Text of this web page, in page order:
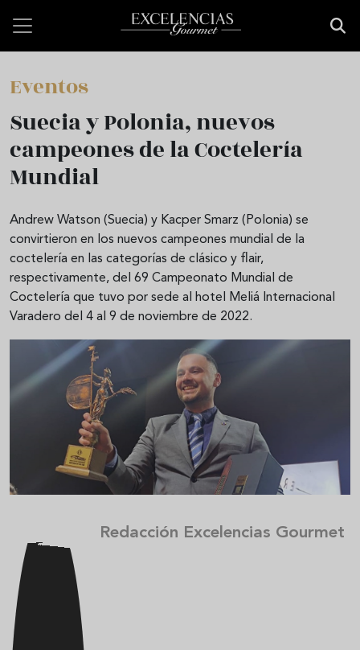
Eventos
Suecia y Polonia, nuevos
campeones de la Coctelería
Mundial
Andrew Watson (Suecia) y Kacper Smarz (Polonia) se
convirtieron en los nuevos campeones mundial de la
coctelería en las categorías de clásico y flair,
respectivamente, del 69 Campeonato Mundial de
Coctelería que tuvo por sede al hotel Meliá Internacional
Varadero del 4 al 9 de noviembre de 2022.
Redacción Excelencias Gourmet